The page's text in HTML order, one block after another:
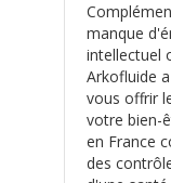
manque
intellectuel
Arkofluide
vous offrir
votre bien-
en France
des